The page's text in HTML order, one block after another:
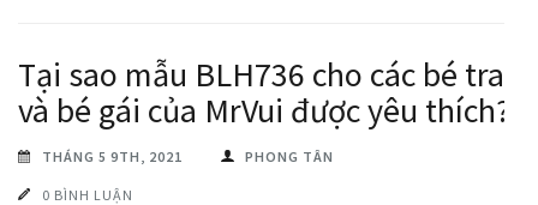
Tại sao mẫu BLH736 cho các bé trai
và bé gái của MrVui được yêu thích?
THÁNG 5 9TH, 2021 PHONG TÂN
0 BÌNH LUẬN